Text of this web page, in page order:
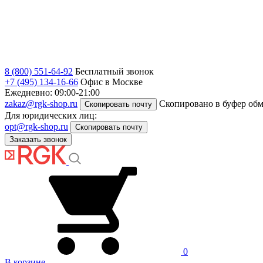
8 (800) 551-64-92 Бесплатный звонок
+7 (495) 134-16-66 Офис в Москве
Ежедневно: 09:00-21:00
zakaz@rgk-shop.ru
Скопировать почту
Скопировано в буфер
Для юридических лиц:
opt@rgk-shop.ru
Скопировать почту
Заказать звонок
0